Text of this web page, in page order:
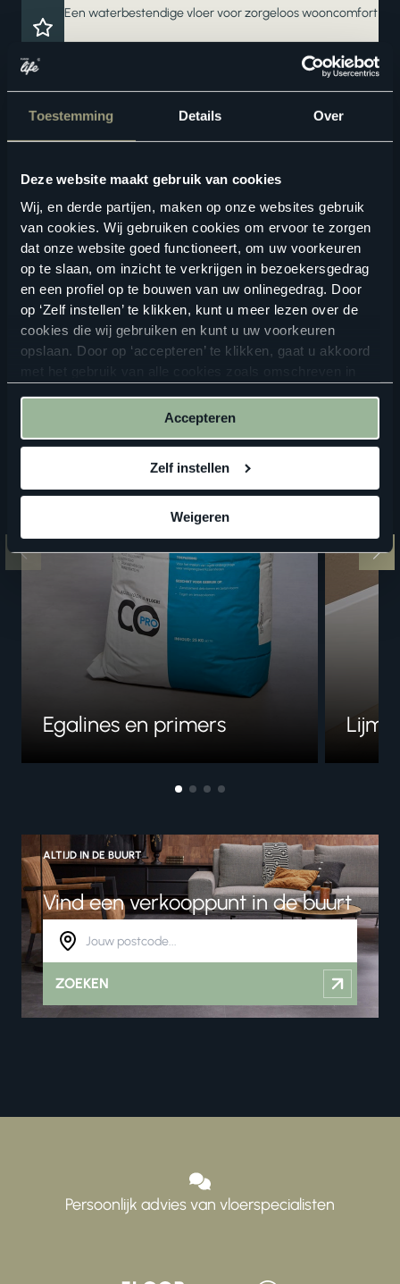
Toestemming Details Over
Deze website maakt gebruik van cookies
Wij, en derde partijen, maken op onze websites gebruik
van cookies. Wij gebruiken cookies om ervoor te zorgen
dat onze website goed functioneert, om uw voorkeuren
op te slaan, om inzicht te verkrijgen in bezoekersgedrag
en een profiel op te bouwen van uw onlinegedrag. Door
op ‘Zelf instellen’ te klikken, kunt u meer lezen over de
cookies die wij gebruiken en kunt u uw voorkeuren
opslaan. Door op ‘accepteren’ te klikken, gaat u akkoord
Accepteren
Zelf instellen
Weigeren
Een waterbestendige vloer voor zorgeloos wooncomfort
Geschikte vloertoebehoren
Egalines en primers
ALTIJD IN DE BUURT
Vind een verkooppunt in de buurt
ZOEKEN
Persoonlijk advies van vloerspecialisten